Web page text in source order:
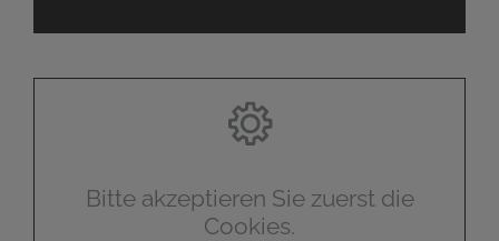
Bitte akzeptieren Sie zuerst die
Cookies.